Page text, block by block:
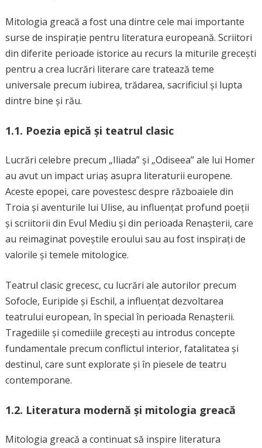
Mitologia greacă a fost una dintre cele mai importante
surse de inspirație pentru literatura europeană. Scriitori
din diferite perioade istorice au recurs la miturile grecești
pentru a crea lucrări literare care tratează teme
universale precum iubirea, trădarea, sacrificiul și lupta
dintre bine și rău.
1.1. Poezia epică și teatrul clasic
Lucrări celebre precum „Iliada” și „Odiseea” ale lui Homer
au avut un impact uriaș asupra literaturii europene.
Aceste epopei, care povestesc despre războaiele din
Troia și aventurile lui Ulise, au influențat profund poeții
și scriitorii din Evul Mediu și din perioada Renașterii, care
au reimaginat poveștile eroului sau au fost inspirați de
valorile și temele mitologice.
Teatrul clasic grecesc, cu lucrări ale autorilor precum
Sofocle, Euripide și Eschil, a influențat dezvoltarea
teatrului european, în special în perioada Renașterii.
Tragediile și comediile grecești au introdus concepte
fundamentale precum conflictul interior, fatalitatea și
destinul, care sunt explorate și în piesele de teatru
contemporane.
1.2. Literatura modernă și mitologia greacă
Mitologia greacă a continuat să inspire literatura